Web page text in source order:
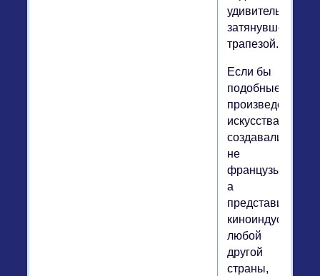
удивительно
затянувшейся
трапезой.
Если бы
подобные
произведения
искусства
создавали
не
французы,
а
представители
киноиндустрии
любой
другой
страны,